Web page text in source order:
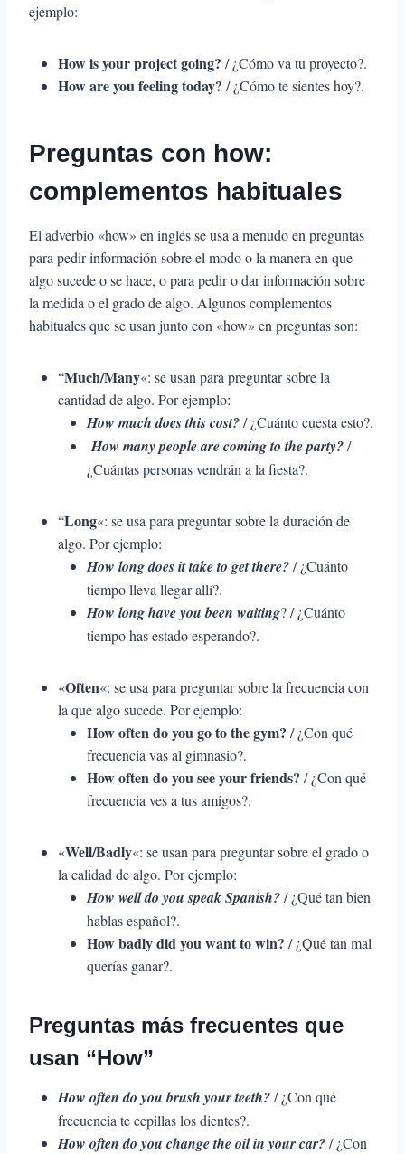
ejemplo:
How is your project going? / ¿Cómo va tu proyecto?.
How are you feeling today? / ¿Cómo te sientes hoy?.
Preguntas con how:
complementos habituales
El adverbio «how» en inglés se usa a menudo en preguntas
para pedir información sobre el modo o la manera en que
algo sucede o se hace, o para pedir o dar información sobre
la medida o el grado de algo. Algunos complementos
habituales que se usan junto con «how» en preguntas son:
“Much/Many«: se usan para preguntar sobre la
cantidad de algo. Por ejemplo:
How much does this cost?/ ¿Cuánto cuesta esto?.
How many people are coming to the party?/
¿Cuántas personas vendrán a la fiesta?.
“Long«: se usa para preguntar sobre la duración de
algo. Por ejemplo:
How long does it take to get there?/ ¿Cuánto
tiempo lleva llegar allí?.
How long have you been waiting? / ¿Cuánto
tiempo has estado esperando?.
«Often«: se usa para preguntar sobre la frecuencia con
la que algo sucede. Por ejemplo:
How often do you go to the gym? / ¿Con qué
frecuencia vas al gimnasio?.
How often do you see your friends? / ¿Con qué
frecuencia ves a tus amigos?.
«Well/Badly«: se usan para preguntar sobre el grado o
la calidad de algo. Por ejemplo:
How well do you speak Spanish?/ ¿Qué tan bien
hablas español?.
How badly did you want to win? / ¿Qué tan mal
querías ganar?.
Preguntas más frecuentes que
usan “How”
How often do you brush your teeth?/ ¿Con qué
frecuencia te cepillas los dientes?.
How often do you change the oil in your car?/ ¿Con